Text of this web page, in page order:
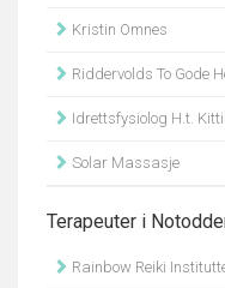
Kristin Omnes
Riddervolds To Gode
Idrettsfysiolog H.t.
Solar Massasje
Terapeuter i
Rainbow Reiki